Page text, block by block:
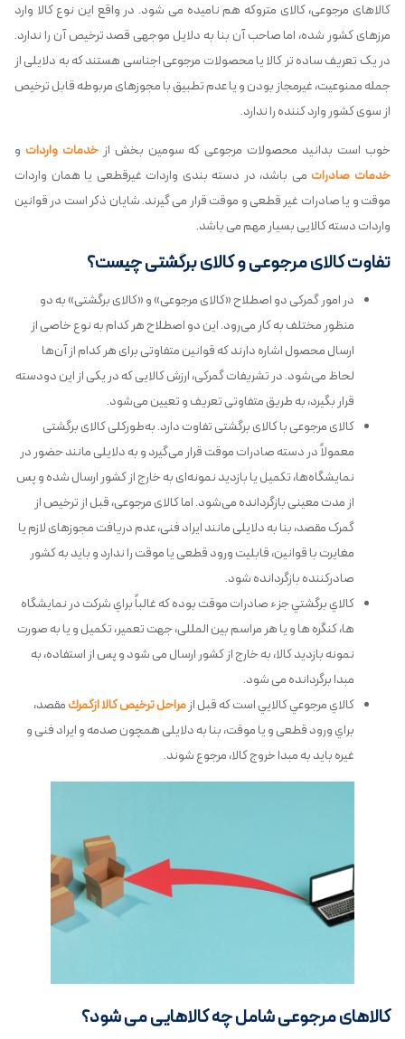
کالاهای مرجوعی، کالای متروکه هم نامیده می شود. در واقع این نوع کالا وارد
مرزهای کشور شده، اما صاحب آن بنا به دلایل موجهی قصد ترخیص آن را ندارد.
در یک تعریف ساده تر کالا یا محصولات مرجوعی اجناسی هستند که به دلایلی از
جمله ممنوعیت، غیرمجاز بودن و یا عدم تطبیق با مجوزهای مربوطه قابل ترخیص
از سوی کشور وارد کننده را ندارد.
خوب است بدانید محصولات مرجوعی که سومین بخش از خدمات وارداتو
خدمات صادرات می باشد، در دسته بندی واردات غیرقطعی یا همان واردات
موقت و یا صادرات غیر قطعی و موقت قرار می گیرند. شایان ذکر است در قوانین
واردات دسته کالایی بسیار مهم می باشد.
تفاوت کالای مرجوعی و کالای برگشتی چیست؟
در امور گمرکی دو اصطلاح «کالای مرجوعی» و «کالای برگشتی» به دو
منظور مختلف به کار می‌رود. این دو اصطلاح هر کدام به نوع خاصی از
ارسال محصول اشاره دارند که قوانین متفاوتی برای هر کدام از آن‌ها
لحاظ می‌شود. در تشریفات گمرکی، ارزش کالایی که در یکی از این دودسته
قرار بگیرد، به طریق متفاوتی تعریف و تعیین می‌شود.
کالای مرجوعی با کالای برگشتی تفاوت دارد. به‌طورکلی کالای برگشتی
معمولاً در دسته صادرات موقت قرار می‌گیرد و به دلایلی مانند حضور در
نمایشگاه‌ها، تکمیل یا بازدید نمونه‌ای به خارج از کشور ارسال شده و پس
از مدت معینی بازگردانده می‌شود. اما کالای مرجوعی، قبل از ترخیص از
گمرک مقصد، بنا به دلایلی مانند ایراد فنی، عدم دریافت مجوزهای لازم یا
مغایرت با قوانین، قابلیت ورود قطعی یا موقت را ندارد و باید به کشور
صادرکننده بازگردانده شود.
كالاي برگشتي جزء صادرات موقت بوده كه غالباً براي شركت در نمايشگاه
ها، کنگره ها و یا هر مراسم بین المللی، جهت تعمير، تكميل و یا به صورت
نمونه بازدید کالا، به خارج از كشور ارسال می شود و پس از استفاده، به
مبدا برگردانده می شود.
كالاي مرجوعي كالايي است كه قبل ازمراحل ترخيص کالا ازگمركمقصد،
براي ورود قطعی و يا موقت، بنا به دلایلی همچون صدمه و ایراد فنی و
غیره باید به مبدا خروج کالا، مرجوع شوند.
کالاهای مرجوعی شامل چه کالاهایی می شود؟